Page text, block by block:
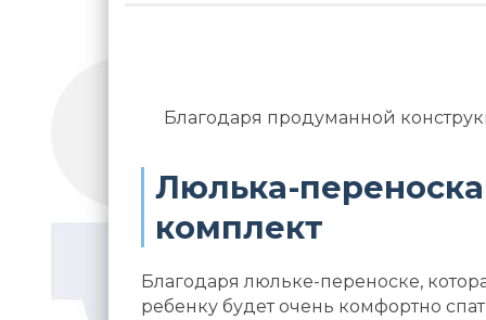
Благодаря продуманной
Люлька-
комплект
Благодаря люльке-переноске,
ребенку будет очень комфортно